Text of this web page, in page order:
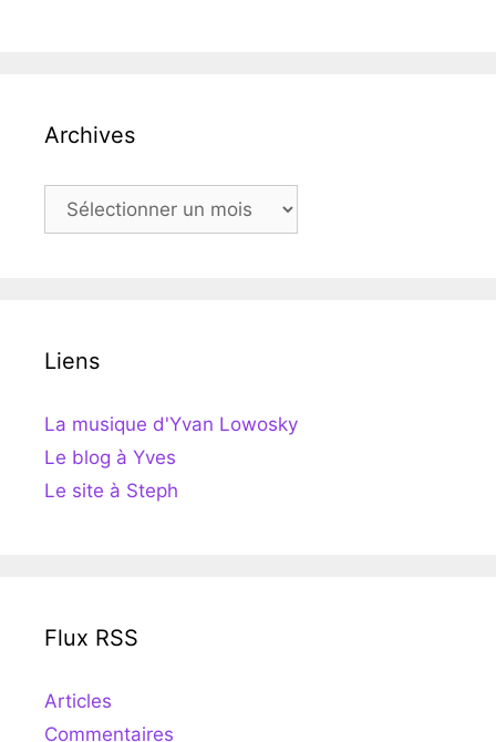
Archives
Archives
Liens
La musique d'Yvan Lowosky
Le blog à Yves
Le site à Steph
Flux RSS
Articles
Commentaires